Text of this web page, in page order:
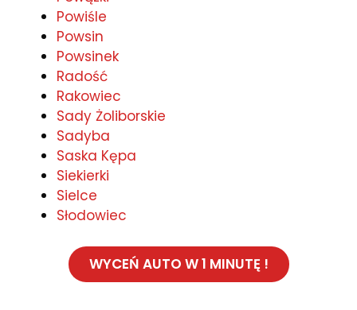
Powiśle
Powsin
Powsinek
Radość
Rakowiec
Sady Żoliborskie
Sadyba
Saska Kępa
Siekierki
Sielce
Słodowiec
WYCEŃ AUTO W 1 MINUTĘ !